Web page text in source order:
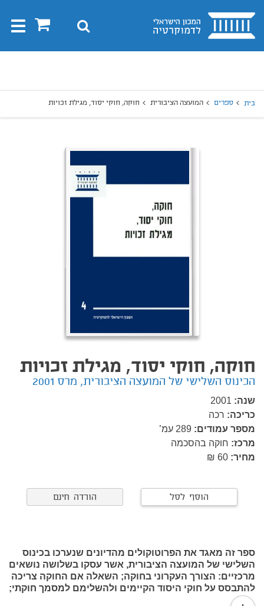
בית 0 חיפוש
בית ספרים המועצה הציבורית חוקה, חוקי יסוד, מגילת זכויות
חוקה, חוקי יסוד, מגילת זכויות
הכינוס השלישי של המועצה הציבורית, מרס 2001
שנה: 2001
כריכה: רכה
מספר עמודים: 289 עמ’
מרכז: חוקה בהסכמה
מחיר:
הוסף לסל הורדה חינם
ספר זה מאגד את הפרוטוקולים מהדיונים שנערכו בכינוס
השלישי של המועצה הציבורית, אשר עסקו בשלושה נושאים
מרכזיים: הצורך העקרוני בחוקה; השאלה אם החוקה צריכה
להתבסס על חוקי היסוד הקיימים ולהשלימם למסמך חוקתי;
מקומה של מגילת הזכויות בחוקה העתידית.
read